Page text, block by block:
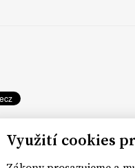
Využití cookies